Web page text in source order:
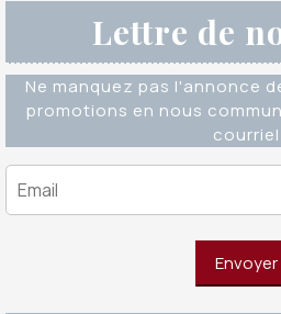
Lettre de
Ne manquez pas l'annonce
promotions en nous
courriel